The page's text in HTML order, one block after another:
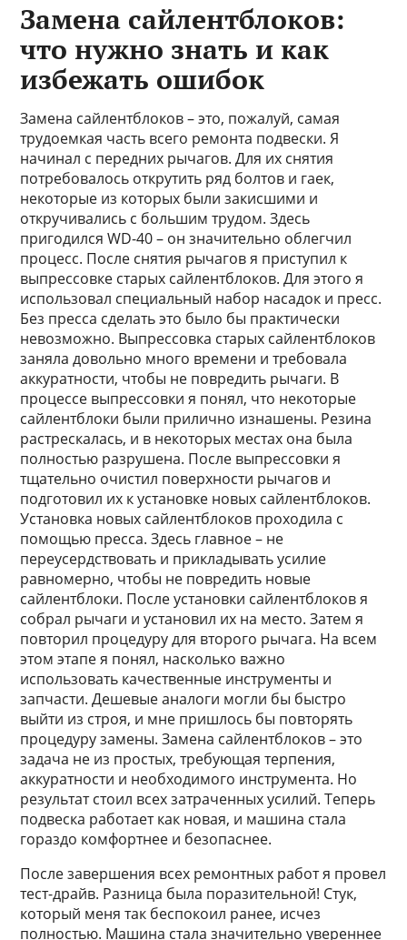
Замена сайлентблоков:
что нужно знать и как
избежать ошибок
Замена сайлентблоков – это, пожалуй, самая
трудоемкая часть всего ремонта подвески. Я
начинал с передних рычагов. Для их снятия
потребовалось открутить ряд болтов и гаек,
некоторые из которых были закисшими и
откручивались с большим трудом. Здесь
пригодился WD-40 – он значительно облегчил
процесс. После снятия рычагов я приступил к
выпрессовке старых сайлентблоков. Для этого я
использовал специальный набор насадок и пресс.
Без пресса сделать это было бы практически
невозможно. Выпрессовка старых сайлентблоков
заняла довольно много времени и требовала
аккуратности, чтобы не повредить рычаги. В
процессе выпрессовки я понял, что некоторые
сайлентблоки были прилично изнашены. Резина
растрескалась, и в некоторых местах она была
полностью разрушена. После выпрессовки я
тщательно очистил поверхности рычагов и
подготовил их к установке новых сайлентблоков.
Установка новых сайлентблоков проходила с
помощью пресса. Здесь главное – не
переусердствовать и прикладывать усилие
равномерно, чтобы не повредить новые
сайлентблоки. После установки сайлентблоков я
собрал рычаги и установил их на место. Затем я
повторил процедуру для второго рычага. На всем
этом этапе я понял, насколько важно
использовать качественные инструменты и
запчасти. Дешевые аналоги могли бы быстро
выйти из строя, и мне пришлось бы повторять
процедуру замены. Замена сайлентблоков – это
задача не из простых, требующая терпения,
аккуратности и необходимого инструмента. Но
результат стоил всех затраченных усилий. Теперь
подвеска работает как новая, и машина стала
гораздо комфортнее и безопаснее.
После завершения всех ремонтных работ я провел
тест-драйв. Разница была поразительной! Стук,
который меня так беспокоил ранее, исчез
полностью. Машина стала значительно увереннее